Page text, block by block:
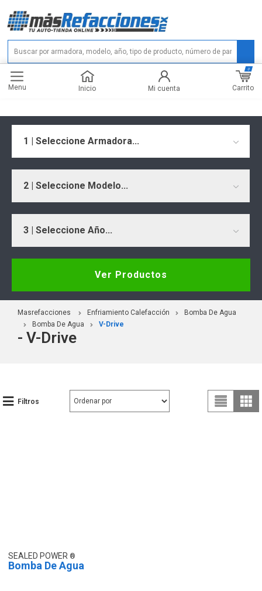
Menu Inicio Mi cuenta Carrito
0
1 | Seleccione Armadora...
2 | Seleccione Modelo...
3 | Seleccione Año...
Ver Productos
Masrefacciones Enfriamiento Calefacción
Bomba De Agua
Bomba De Agua
V-Drive
- V-Drive
Filtros
SEALED POWER
Bomba De Agua